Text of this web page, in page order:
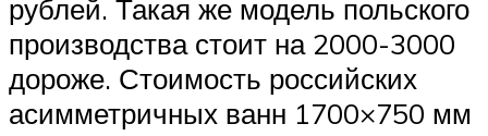
рублей. Такая же модель польского
производства стоит на 2000-3000
дороже. Стоимость российских
асимметричных ванн 1700×750 мм